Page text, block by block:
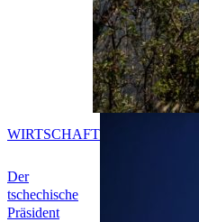
Der
tschechische
Präsident
WIRTSCHAFT